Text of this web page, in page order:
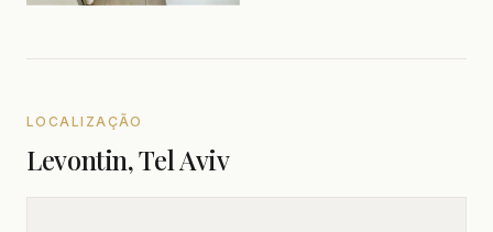
LOCALIZAÇÃO
Levontin, Tel Aviv